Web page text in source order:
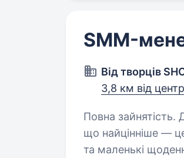
SMM-
Від творців
3,8 км від
Повна зайнятість. Досвід
що найцінніше —
та маленькі